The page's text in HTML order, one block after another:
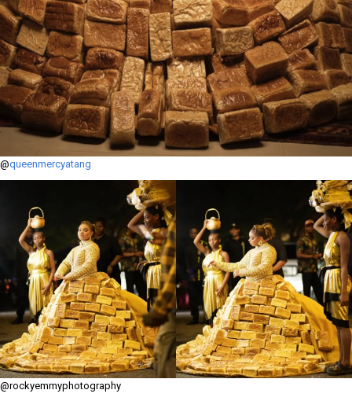
@queenmercyatang
@rockyemmyphotography